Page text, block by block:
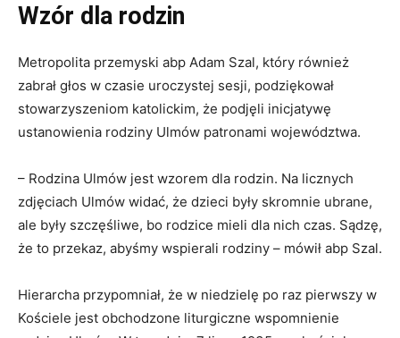
Wzór dla rodzin
Metropolita przemyski abp Adam Szal, który również
zabrał głos w czasie uroczystej sesji, podziękował
stowarzyszeniom katolickim, że podjęli inicjatywę
ustanowienia rodziny Ulmów patronami województwa.
– Rodzina Ulmów jest wzorem dla rodzin. Na licznych
zdjęciach Ulmów widać, że dzieci były skromnie ubrane,
ale były szczęśliwe, bo rodzice mieli dla nich czas. Sądzę,
że to przekaz, abyśmy wspierali rodziny – mówił abp Szal.
Hierarcha przypomniał, że w niedzielę po raz pierwszy w
Kościele jest obchodzone liturgiczne wspomnienie